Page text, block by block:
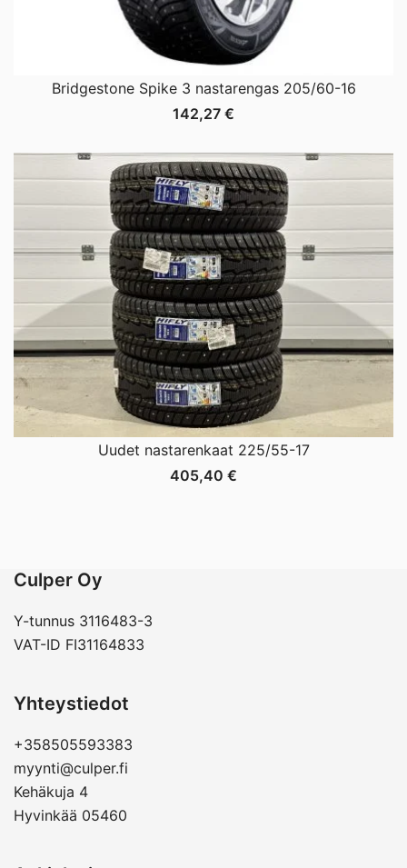
Bridgestone Spike 3 nastarengas 205/60-16
142,27 €
Uudet nastarenkaat 225/55-17
405,40 €
Culper Oy
Y-tunnus 3116483-3
VAT-ID FI31164833
Yhteystiedot
+358505593383
myynti@culper.fi
Kehäkuja 4
Hyvinkää 05460